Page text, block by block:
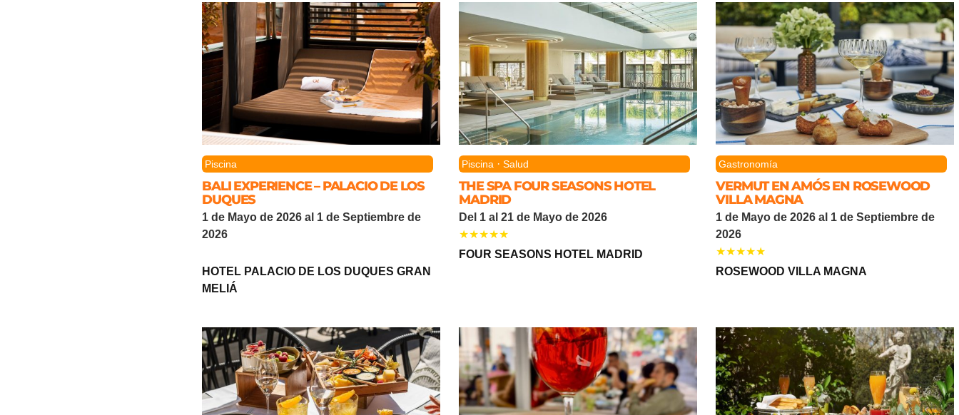
Piscina
BALI EXPERIENCE – PALACIO DE LOS
DUQUES
1 de Mayo de 2026 al 1 de Septiembre de
2026
HOTEL PALACIO DE LOS DUQUES GRAN
MELIÁ
Piscina ·Salud
THE SPA FOUR SEASONS HOTEL
MADRID
Del 1 al 21 de Mayo de 2026
FOUR SEASONS HOTEL MADRID
Gastronomía
VERMUT EN AMÓS EN ROSEWOOD
VILLA MAGNA
1 de Mayo de 2026 al 1 de Septiembre de
2026
ROSEWOOD VILLA MAGNA